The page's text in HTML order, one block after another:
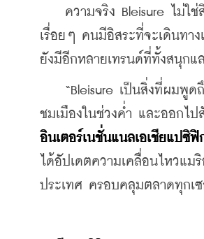
ความจริง Bleisure ไม่ใช่สิ่
เรื่อยๆ คนมีอิสระที่จะเดินทาง
ยังมีอีกหลายเทรนด์ที่ทั้งสนุกแ
“Bleisure เป็นสิ่งที่ผมพูดถึง
ชมเมืองในช่วงค่ำ และออกไ
อินเตอร์เนชั่นแนลเอเชียแปซิ
ได้อัปเดตความเคลื่อนไหวแม
ประเทศ ครอบคลุมตลาดทุกเ